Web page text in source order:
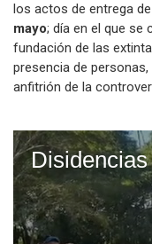
los actos de entrega
mayo; día en el que se
fundación de las
presencia de
anfitrión de la